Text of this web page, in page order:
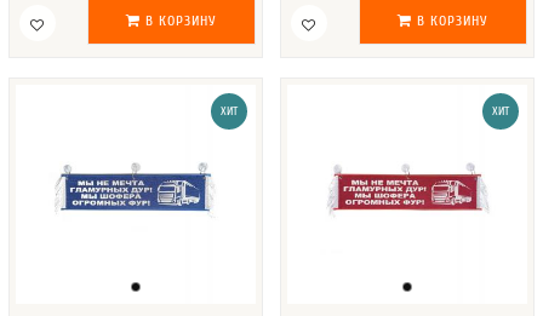
В КОРЗИНУ В КОРЗИНУ
ХИТ ХИТ